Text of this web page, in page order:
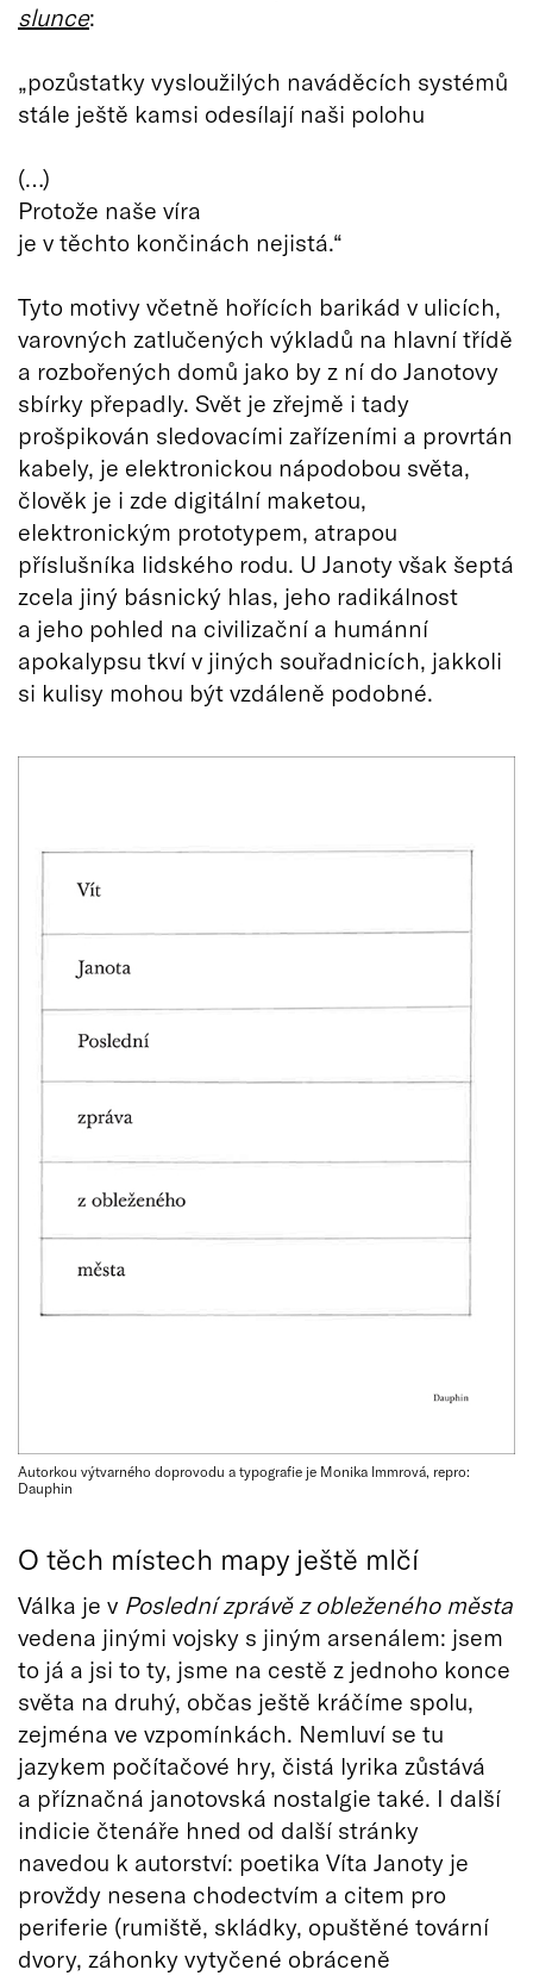
slunce:
„pozůstatky vysloužilých naváděcích systémů
stále ještě kamsi odesílají naši polohu
(…)
Protože naše víra
je v těchto končinách nejistá.“
Tyto motivy včetně hořících barikád v ulicích,
varovných zatlučených výkladů na hlavní třídě
a rozbořených domů jako by z ní do Janotovy
sbírky přepadly. Svět je zřejmě i tady
prošpikován sledovacími zařízeními a provrtán
kabely, je elektronickou nápodobou světa,
člověk je i zde digitální maketou,
elektronickým prototypem, atrapou
příslušníka lidského rodu. U Janoty však šeptá
zcela jiný básnický hlas, jeho radikálnost
a jeho pohled na civilizační a humánní
apokalypsu tkví v jiných souřadnicích, jakkoli
si kulisy mohou být vzdáleně podobné.
Autorkou výtvarného doprovodu a typografie je Monika Immrová, repro:
Dauphin
O těch místech mapy ještě mlčí
Válka je v Poslední zprávě z obleženého města
vedena jinými vojsky s jiným arsenálem: jsem
to já a jsi to ty, jsme na cestě z jednoho konce
světa na druhý, občas ještě kráčíme spolu,
zejména ve vzpomínkách. Nemluví se tu
jazykem počítačové hry, čistá lyrika zůstává
a příznačná janotovská nostalgie také. I další
indicie čtenáře hned od další stránky
navedou k autorství: poetika Víta Janoty je
provždy nesena chodectvím a citem pro
periferie (rumiště, skládky, opuštěné tovární
dvory, záhonky vytyčené obráceně